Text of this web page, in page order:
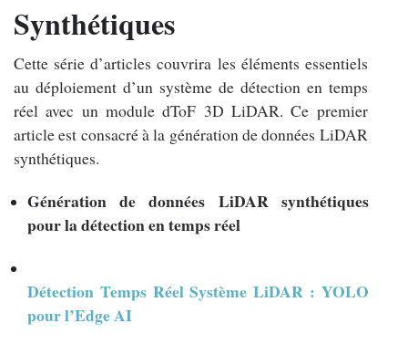
Synthétiques
Cette série d’articles couvrira les éléments essentiels
au déploiement d’un système de détection en temps
réel avec un module dToF 3D LiDAR. Ce premier
article est consacré à la génération de données LiDAR
synthétiques.
Génération de données LiDAR synthétiques
pour la détection en temps réel
Détection Temps Réel Système LiDAR : YOLO
pour l’Edge AI